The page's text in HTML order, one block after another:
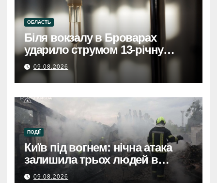
ОБЛАСТЬ
Біля вокзалу в Броварах
ударило струмом 13-річну
дівчинку, вона у тяжкому
станіБіля вокзалу в Броварах
струмом вдарило 13-річну
дівчинку, стан важкий
09.08.2026
ПОДІЇ
Київ під вогнем: нічна атака
залишила трьох людей в
лікарнях.
09.08.2026